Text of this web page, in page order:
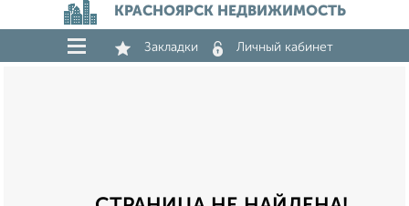
КРАСНОЯРСК НЕДВИЖИМОСТЬ
Закладки Личный кабинет